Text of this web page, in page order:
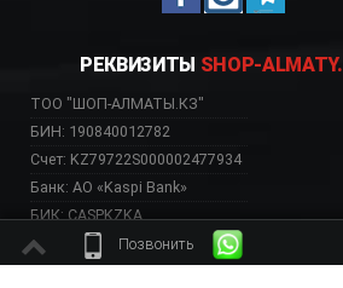
Позвонить
РЕКВИЗИТЫ SHOP-
ТОО "ШОП-АЛМАТЫ.КЗ"
БИН: 190840012782
Счет: KZ79722S000002477934
Банк: АО «Kaspi Bank»
БИК: CASPKZKA